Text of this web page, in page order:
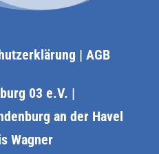
| AGB
03 e.V. |
an der Havel
Wagner